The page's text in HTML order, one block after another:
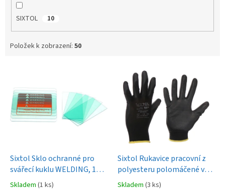
SIXTOL 10
Položek k zobrazení: 50
Sixtol Sklo ochranné pro
svářecí kuklu WELDING, 10
ks - náhradní díl
Skladem (1 ks)
Sixtol Rukavice pracovní z
polyesteru polomáčené v
polyuretanu GLOVE PE-PU
Skladem (3 ks)